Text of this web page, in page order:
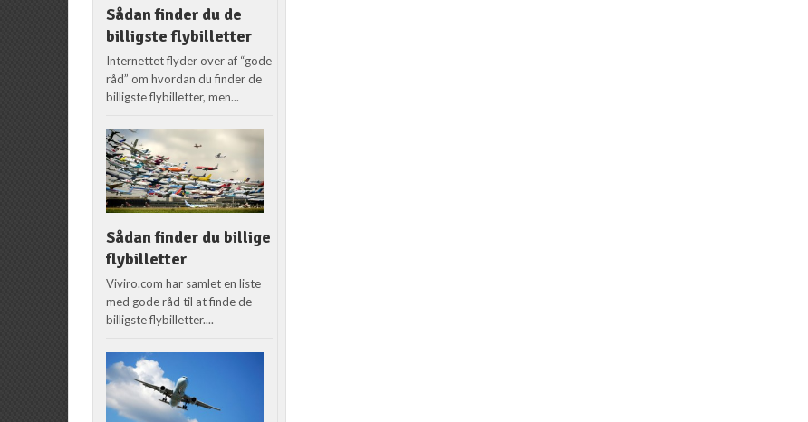
Sådan finder du de
billigste flybilletter
Internettet flyder over af “gode
råd” om hvordan du finder de
billigste flybilletter, men...
Sådan finder du billige
flybilletter
Viviro.com har samlet en liste
med gode råd til at finde de
billigste flybilletter....